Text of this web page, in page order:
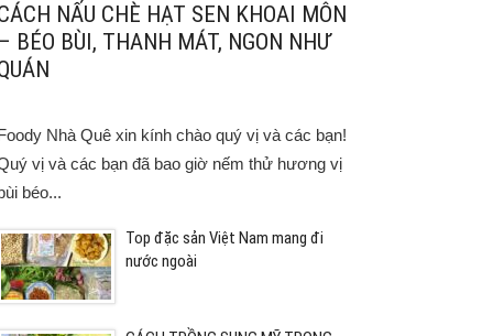
NẤU CHÈ HẠT SEN KHOAI MÔN
– BÉO BÙI, THANH MÁT, NGON NHƯ
Nhà Quê xin kính chào quý vị và các bạn!
vị và các bạn đã bao giờ nếm thử hương vị
béo...
Top đặc sản Việt Nam mang đi
nước ngoài